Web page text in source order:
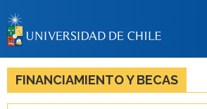
BIBLIOTECAS
LA UNIVERSIDAD
FINANCIAMIENTO Y BECAS